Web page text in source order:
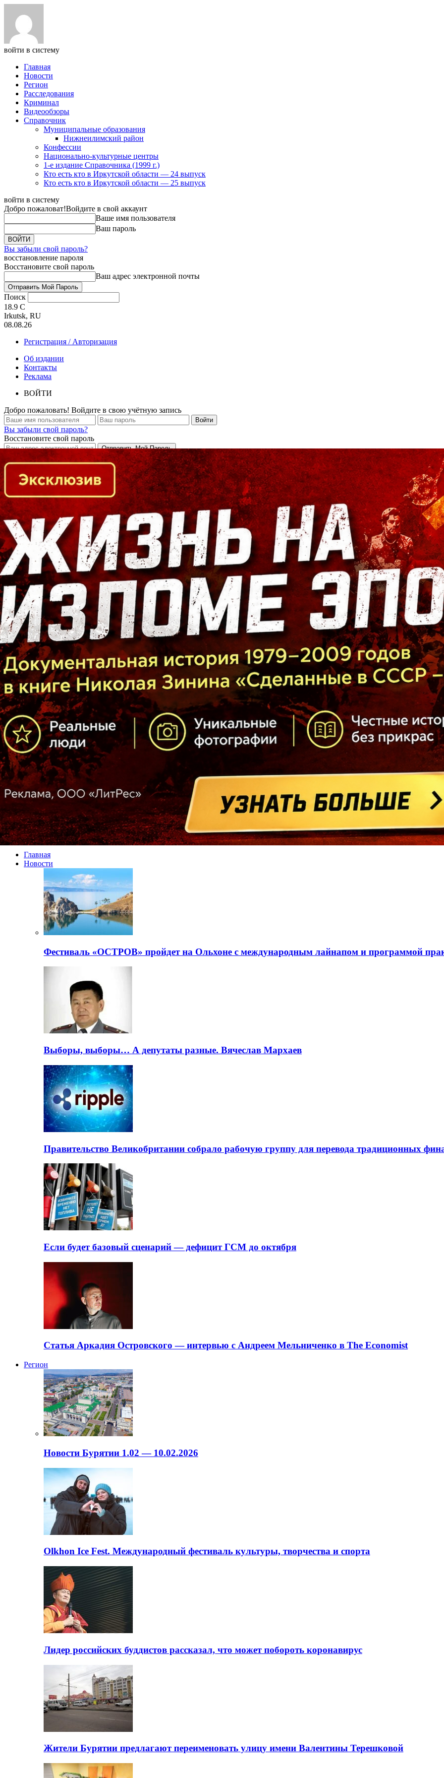
войти в систему
Главная
Новости
Регион
Расследования
Криминал
Видеообзоры
Справочник
Муниципальные образования
Нижнеилимский район
Конфессии
Национально-культурные центры
1-е издание Справочника (1999 г.)
Кто есть кто в Иркутской области — 24 выпуск
Кто есть кто в Иркутской области — 25 выпуск
войти в систему
Добро пожаловат!Войдите в свой аккаунт
Ваше имя пользователя
Ваш пароль
Вы забыли свой пароль?
восстановление пароля
Восстановите свой пароль
Ваш адрес электронной почты
Поиск
18.9 C
Irkutsk, RU
08.08.26
Регистрация / Авторизация
Об издании
Контакты
Реклама
ВОЙТИ
Добро пожаловать! Войдите в свою учётную запись
Вы забыли свой пароль?
Восстановите свой пароль
Кто есть кто в Байкальском регионе
Главная
Новости
Фестиваль «ОСТРОВ» пройдет на Ольхоне с международным лайнапом и программой
Выборы, выборы… А депутаты разные. Вячеслав Мархаев
Правительство Великобритании собрало рабочую группу для перевода традиционных
Если будет базовый сценарий — дефицит ГСМ до октября
Статья Аркадия Островского — интервью с Андреем Мельниченко в The Economist
Регион
Новости Бурятии 1.02 — 10.02.2026
Olkhon Ice Fest. Международный фестиваль культуры, творчества и спорта
Лидер российских буддистов рассказал, что может побороть коронавирус
Жители Бурятии предлагают переименовать улицу имени Валентины Терешковой